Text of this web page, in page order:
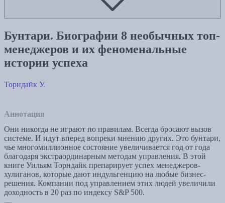
Бунтари. Биографии 8 необычных топ-
менеджеров и их феноменальные
истории успеха
Торндайк У.
Аннотация
Они никогда не играют по правилам. Всегда бросают вызов
системе. И идут вперед вопреки мнению других. Это бунтари,
чье многомиллионное состояние увеличивается год от года
благодаря экстраординарным методам управления. В этой
книге Уильям Торндайк препарирует успех менеджеров-
хулиганов, которые дают индульгенцию на любые бизнес-
решения. Компании под управлением этих людей увеличили
доходность в 20 раз по индексу S&P 500.